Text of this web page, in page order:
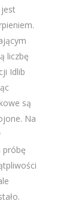
jest
liczbę
Idlib
są
Na
próbę